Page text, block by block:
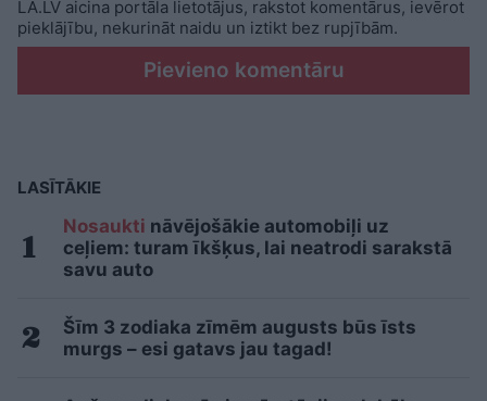
LA.LV aicina portāla lietotājus, rakstot komentārus, ievērot
pieklājību, nekurināt naidu un iztikt bez rupjībām.
Pievieno komentāru
LASĪTĀKIE
Nosaukti nāvējošākie automobiļi uz
ceļiem: turam īkšķus, lai neatrodi sarakstā
savu auto
Šīm 3 zodiaka zīmēm augusts būs īsts
murgs – esi gatavs jau tagad!